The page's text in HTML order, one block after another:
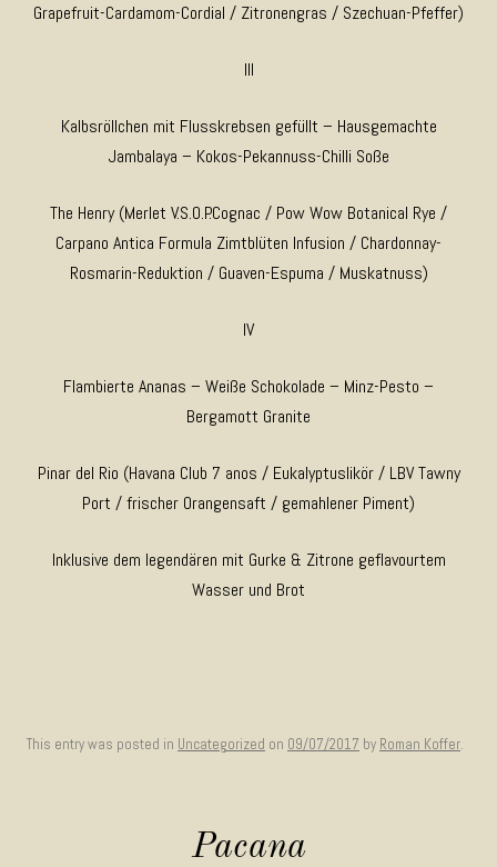
Grapefruit-Cardamom-Cordial / Zitronengras / Szechuan-Pfeffer)
III
Kalbsröllchen mit Flusskrebsen gefüllt – Hausgemachte
Jambalaya – Kokos-Pekannuss-Chilli Soße
The Henry (Merlet V.S.O.P.Cognac / Pow Wow Botanical Rye /
Carpano Antica Formula Zimtblüten Infusion / Chardonnay-
Rosmarin-Reduktion / Guaven-Espuma / Muskatnuss)
IV
Flambierte Ananas – Weiße Schokolade – Minz-Pesto –
Bergamott Granite
Pinar del Rio (Havana Club 7 anos / Eukalyptuslikör / LBV Tawny
Port / frischer Orangensaft / gemahlener Piment)
Inklusive dem legendären mit Gurke & Zitrone geflavourtem
Wasser und Brot
This entry was posted in Uncategorized on 09/07/2017 by Roman Koffer.
Pacana